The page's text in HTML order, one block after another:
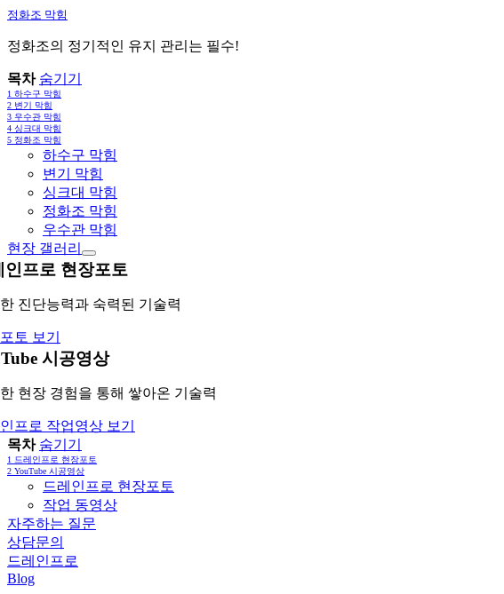
정화조 막힘
정화조의 정기적인 유지 관리는 필수!
목차 숨기기
1 하수구 막힘
2 변기 막힘
3 우수관 막힘
4 싱크대 막힘
5 정화조 막힘
하수구 막힘
변기 막힘
싱크대 막힘
정화조 막힘
우수관 막힘
현장 갤러리
인프로 현장포토
진단능력과 숙력된 기술력
토 보기
시공영상
현장 경험을 통해 쌓아온 기술력
프로 작업영상 보기
목차 숨기기
1 드레인프로 현장포토
2 YouTube 시공영상
드레인프로 현장포토
작업 동영상
자주하는 질문
상담문의
드레인프로
Blog